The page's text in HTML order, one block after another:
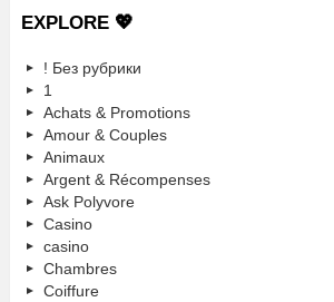
EXPLORE 💖
! Без рубрики
1
Achats & Promotions
Amour & Couples
Animaux
Argent & Récompenses
Ask Polyvore
Casino
casino
Chambres
Coiffure